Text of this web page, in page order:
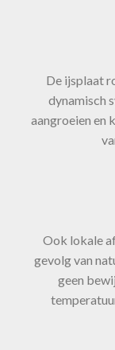
De ijsplaat
dynamisch
aangroeien en
Ook lokale
gevolg van
geen